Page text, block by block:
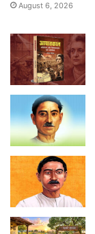
August 6, 2026